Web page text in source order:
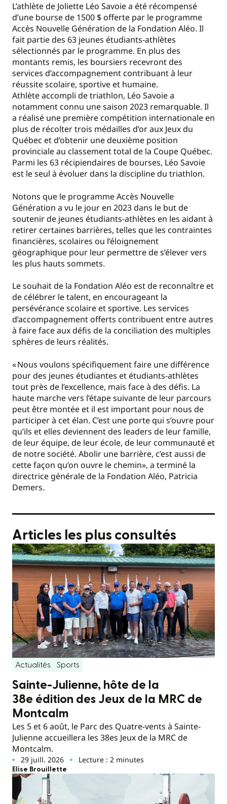
L’athlète de Joliette Léo Savoie a été récompensé
d’une bourse de 1500 $ offerte par le programme
Accès Nouvelle Génération de la Fondation Aléo. Il
fait partie des 63 jeunes étudiants-athlètes
sélectionnés par le programme. En plus des
montants remis, les boursiers recevront des
services d’accompagnement contribuant à leur
réussite scolaire, sportive et humaine.
Athlète accompli de triathlon, Léo Savoie a
notamment connu une saison 2023 remarquable. Il
a réalisé une première compétition internationale en
plus de récolter trois médailles d’or aux Jeux du
Québec et d’obtenir une deuxième position
provinciale au classement total de la Coupe Québec.
Parmi les 63 récipiendaires de bourses, Léo Savoie
est le seul à évoluer dans la discipline du triathlon.
Notons que le programme Accès Nouvelle
Génération a vu le jour en 2023 dans le but de
soutenir de jeunes étudiants-athlètes en les aidant à
retirer certaines barrières, telles que les contraintes
financières, scolaires ou l’éloignement
géographique pour leur permettre de s’élever vers
les plus hauts sommets.
Le souhait de la Fondation Aléo est de reconnaître et
de célébrer le talent, en encourageant la
persévérance scolaire et sportive. Les services
d’accompagnement offerts contribuent entre autres
à faire face aux défis de la conciliation des multiples
sphères de leurs réalités.
« Nous voulons spécifiquement faire une différence
pour des jeunes étudiantes et étudiants-athlètes
tout près de l’excellence, mais face à des défis. La
haute marche vers l’étape suivante de leur parcours
peut être montée et il est important pour nous de
participer à cet élan. C’est une porte qui s’ouvre pour
qu’ils et elles deviennent des leaders de leur famille,
de leur équipe, de leur école, de leur communauté et
de notre société. Abolir une barrière, c’est aussi de
cette façon qu’on ouvre le chemin», a terminé la
directrice générale de la Fondation Aléo, Patricia
Demers.
Articles les plus consultés
Actualités Sports
Sainte-Julienne, hôte de la
38e édition des Jeux de la MRC de
Montcalm
Les 5 et 6 août, le Parc des Quatre-vents à Sainte-
Julienne accueillera les 38es Jeux de la MRC de
Montcalm.
29 juill. 2026 Lecture : 2 minutes
Elise Brouillette